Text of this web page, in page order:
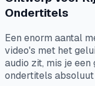
Ondertitels
Een enorm aantal
video's met het
audio zit, mis je
ondertitels